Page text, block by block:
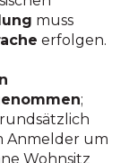
muss
erfolgen.
;
Anmelder um
Wohnsitz